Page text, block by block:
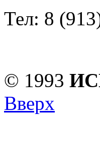
Тел: 8
© 1993
Вверх